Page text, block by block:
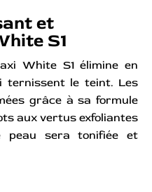
et
S1
White S1 élimine en
ternissent le teint. Les
grâce à sa formule
aux vertus exfoliantes
peau sera tonifiée et